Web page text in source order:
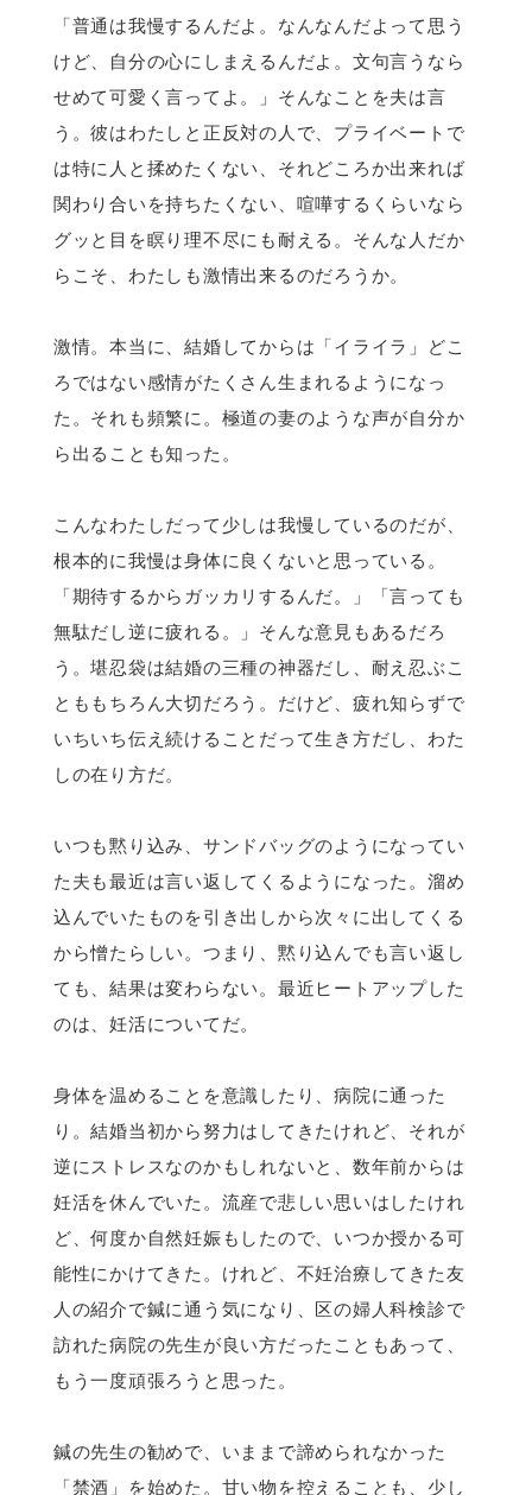
「普通は我慢するんだよ。なんなんだよって思う
けど、自分の心にしまえるんだよ。文句言うなら
せめて可愛く言ってよ。」そんなことを夫は言
う。彼はわたしと正反対の人で、プライベートで
は特に人と揉めたくない、それどころか出来れば
関わり合いを持ちたくない、喧嘩するくらいなら
グッと目を瞑り理不尽にも耐える。そんな人だか
らこそ、わたしも激情出来るのだろうか。
激情。本当に、結婚してからは「イライラ」どこ
ろではない感情がたくさん生まれるようになっ
た。それも頻繁に。極道の妻のような声が自分か
ら出ることも知った。
こんなわたしだって少しは我慢しているのだが、
根本的に我慢は身体に良くないと思っている。
「期待するからガッカリするんだ。」「言っても
無駄だし逆に疲れる。」そんな意見もあるだろ
う。堪忍袋は結婚の三種の神器だし、耐え忍ぶこ
とももちろん大切だろう。だけど、疲れ知らずで
いちいち伝え続けることだって生き方だし、わた
しの在り方だ。
いつも黙り込み、サンドバッグのようになってい
た夫も最近は言い返してくるようになった。溜め
込んでいたものを引き出しから次々に出してくる
から憎たらしい。つまり、黙り込んでも言い返し
ても、結果は変わらない。最近ヒートアップした
のは、妊活についてだ。
身体を温めることを意識したり、病院に通った
り。結婚当初から努力はしてきたけれど、それが
逆にストレスなのかもしれないと、数年前からは
妊活を休んでいた。流産で悲しい思いはしたけれ
ど、何度か自然妊娠もしたので、いつか授かる可
能性にかけてきた。けれど、不妊治療してきた友
人の紹介で鍼に通う気になり、区の婦人科検診で
訪れた病院の先生が良い方だったこともあって、
もう一度頑張ろうと思った。
鍼の先生の勧めで、いままで諦められなかった
「禁酒」を始めた。甘い物を控えることも、少し